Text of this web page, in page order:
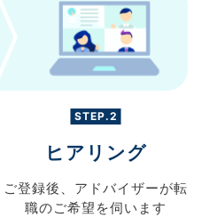
STEP.2
ヒアリング
ご登録後、 アドバイザーが転
職のご希望を伺います